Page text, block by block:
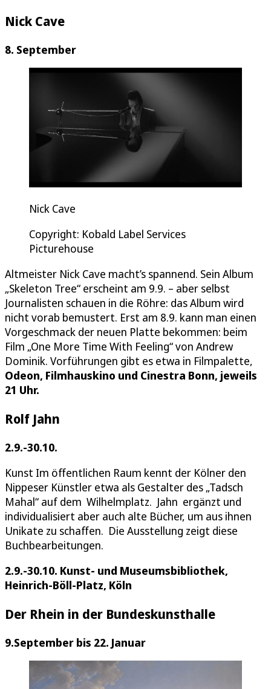
Nick Cave
8. September
Nick Cave
Copyright: Kobald Label Services
Picturehouse
Altmeister Nick Cave macht’s spannend. Sein Album
„Skeleton Tree“ erscheint am 9.9. – aber selbst
Journalisten schauen in die Röhre: das Album wird
nicht vorab bemustert. Erst am 8.9. kann man einen
Vorgeschmack der neuen Platte bekommen: beim
Film „One More Time With Feeling“ von Andrew
Dominik. Vorführungen gibt es etwa in Filmpalette,
Odeon, Filmhauskino und Cinestra Bonn, jeweils
21 Uhr.
Rolf Jahn
2.9.-30.10.
Kunst Im öffentlichen Raum kennt der Kölner den
Nippeser Künstler etwa als Gestalter des „Tadsch
Mahal“ auf dem Wilhelmplatz. Jahn ergänzt und
individualisiert aber auch alte Bücher, um aus ihnen
Unikate zu schaffen. Die Ausstellung zeigt diese
Buchbearbeitungen.
2.9.-30.10. Kunst- und Museumsbibliothek,
Heinrich-Böll-Platz, Köln
Der Rhein in der Bundeskunsthalle
9.September bis 22. Januar